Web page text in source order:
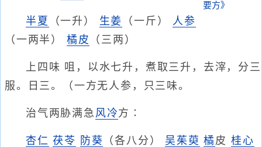
半夏 （一升） 生姜 （一斤） 人参
（一两半） 橘皮 （三两）
上四味 咀，以水七升，煮取三升，去滓，分三
服。日三。（一方无人参，只三味。
治气两胁满急 风冷方∶
杏仁 茯苓 防葵 （各八分） 吴茱萸 橘 皮 桂心